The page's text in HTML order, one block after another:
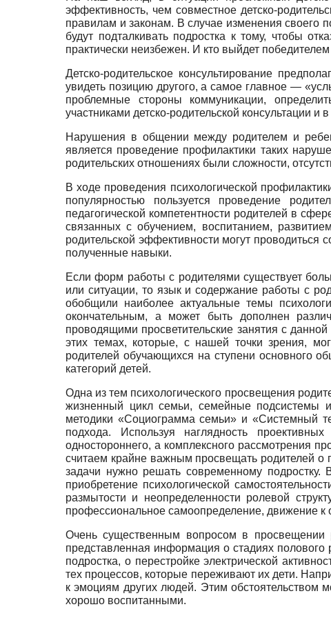
эффективность, чем совместное детско-
правилам и законам. В случае изменения своего
будут подталкивать подростка к тому, чтобы
практически неизбежен. И кто выйдет
Детско-родительское консультирование
увидеть позицию другого, а самое главное —
проблемные стороны коммуникации,
участниками детско-родительской консультации
Нарушения в общении между родителем и
является проведение профилактики таких
родительских отношениях были сложности,
В ходе проведения психологической
популярностью пользуется проведение
педагогической компетентности родителей в
связанных с обучением, воспитанием,
родительской эффективности могут проводиться
полученные навыки.
Если форм работы с родителями существует
или ситуации, то язык и содержание работы с
обобщили наиболее актуальные темы
окончательным, а может быть дополнен
проводящими просветительские занятия с
этих темах, которые, с нашей точки зрения,
родителей обучающихся на ступени основного
категорий детей.
Одна из тем психологического просвещения
жизненный цикл семьи, семейные подсистемы
методики «Социограмма семьи» и «Системный
подхода. Используя наглядность
одностороннего, а комплексного рассмотрения
считаем крайне важным просвещать родителей о
задачи нужно решать современному
приобретение психологической
размытости и неопределенности ролевой
профессиональное самоопределение, движение
Очень существенным вопросом в просвещении
представленная информация о стадиях полового
подростка, о перестройке электрической
тех процессов, которые переживают их дети.
к эмоциям других людей. Этим обстоятельством
хорошо воспитанными.